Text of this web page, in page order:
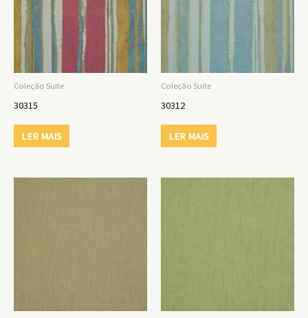
Coleção Suite
30315
LER MAIS
Coleção Suite
30312
LER MAIS